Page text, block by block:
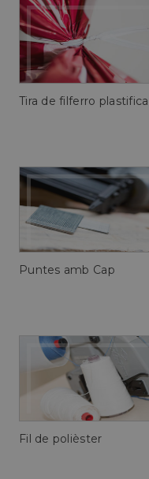
Tira de filferro
Puntes amb Cap
Fil de polièster